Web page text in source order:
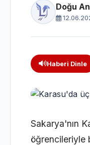
Doğu
Haberi Dinle
Sakarya'nın
öğrencileriyle